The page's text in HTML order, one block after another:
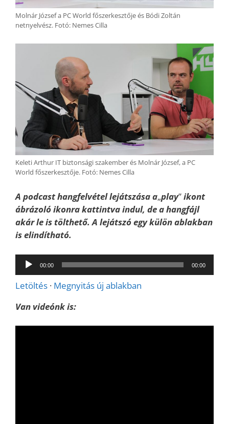
Molnár József a PC World főszerkesztője és Bódi Zoltán
netnyelvész. Fotó: Nemes Cilla
Keleti Arthur IT biztonsági szakember és Molnár József, a PC
World főszerkesztője. Fotó: Nemes Cilla
A podcast hangfelvétel lejátszása a„play”ikont
ábrázoló ikonra kattintva indul, de a hangfájl
akár le is tölthető. A lejátszó egy külön ablakban
is elindítható.
Audió
lejátszó
00:00 00:00
Letöltés · Megnyitás új ablakban
Van videónk is: